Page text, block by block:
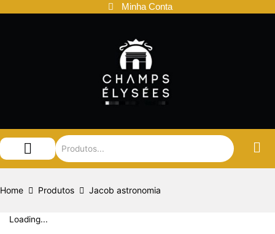
Minha Conta
Home Produtos Jacob astronomia
Loading...